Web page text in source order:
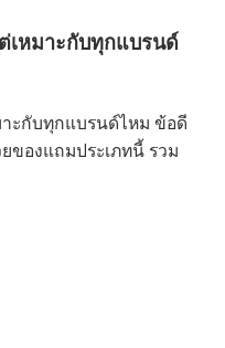
เหมาะกับทุกแบรนด์
ะกับทุกแบรนด์ไหม ข้อดี
ของแถมประเภทนี้ รวม